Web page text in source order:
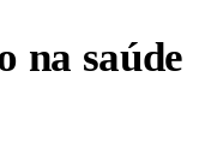
na saúde